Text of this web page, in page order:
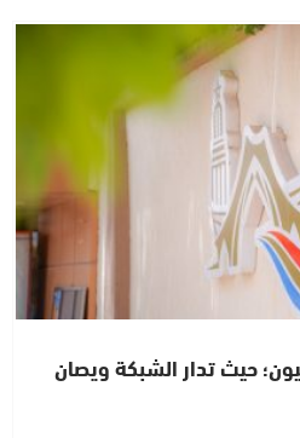
حيث تدار الشبكة ويصان